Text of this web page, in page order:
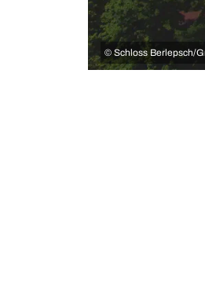
© Schloss Berlepsch/